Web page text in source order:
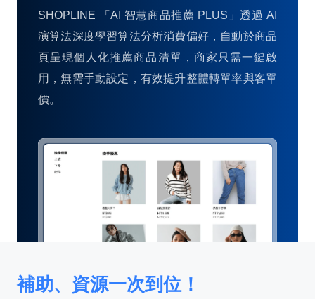
SHOPLINE 「AI 智慧商品推薦 PLUS」透過 AI
演算法深度學習算法分析消費偏好，自動於商品
頁呈現個人化推薦商品清單，商家只需一鍵啟
用，無需手動設定，有效提升整體轉單率與客單
價。
補助、資源一次到位！